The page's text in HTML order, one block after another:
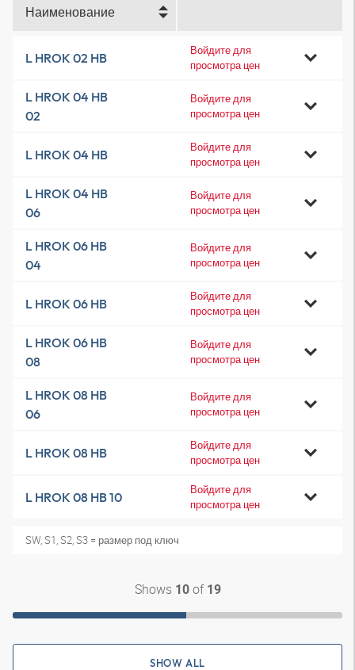
Наименование
L HROK 02 HB
Войдите для
просмотра цен
L HROK 04 HB
02
Войдите для
просмотра цен
L HROK 04 HB
Войдите для
просмотра цен
L HROK 04 HB
06
Войдите для
просмотра цен
L HROK 06 HB
04
Войдите для
просмотра цен
L HROK 06 HB
Войдите для
просмотра цен
L HROK 06 HB
08
Войдите для
просмотра цен
L HROK 08 HB
06
Войдите для
просмотра цен
L HROK 08 HB
Войдите для
просмотра цен
L HROK 08 HB 10
Войдите для
просмотра цен
SW, S1, S2, S3 = размер под ключ
Shows 10of 19
SHOW ALL